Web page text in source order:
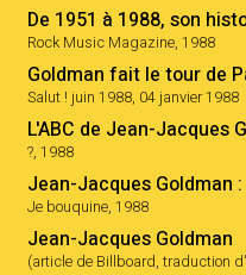
De 1951 à 1988, son
Rock Music Magazine, 1988
Goldman fait le tour de
Salut ! juin 1988, 04 janvier 1988
L'ABC de Jean-Jacques
?, 1988
Jean-Jacques Goldman
Je bouquine, 1988
Jean-Jacques Goldman
(article de Billboard, traduction